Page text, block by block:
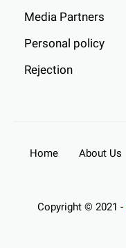
Media Partners
Personal policy
Rejection
Home About Us
Copyright © 2021 -